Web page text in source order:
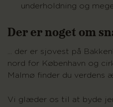
underholdning og
Der er noget om
... der er sjovest på
nord for København og
Malmø finder du verdens
Vi glæder os til at byde